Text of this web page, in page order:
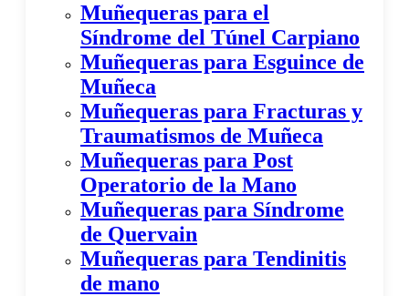
Muñequeras para el
Síndrome del Túnel Carpiano
Muñequeras para Esguince de
Muñeca
Muñequeras para Fracturas y
Traumatismos de Muñeca
Muñequeras para Post
Operatorio de la Mano
Muñequeras para Síndrome
de Quervain
Muñequeras para Tendinitis
de mano